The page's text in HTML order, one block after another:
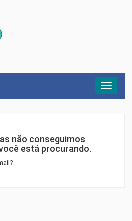
Menu
não conseguimos
está procurando.